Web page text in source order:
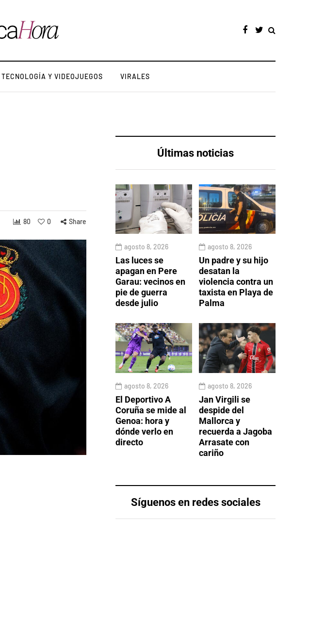
TECNOLOGÍA Y VIDEOJUEGOS VIRALES
80 0 Share
Últimas noticias
agosto 8, 2026
Las luces se
apagan en Pere
Garau: vecinos en
pie de guerra
desde julio
agosto 8, 2026
Un padre y su hijo
desatan la
violencia contra un
taxista en Playa de
Palma
agosto 8, 2026
El Deportivo A
Coruña se mide al
Genoa: hora y
dónde verlo en
directo
agosto 8, 2026
Jan Virgili se
despide del
Mallorca y
recuerda a Jagoba
Arrasate con
cariño
Síguenos en redes sociales